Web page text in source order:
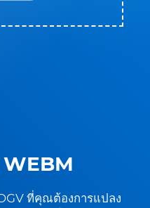
WEBM
ที่คุณต้องการแปลง